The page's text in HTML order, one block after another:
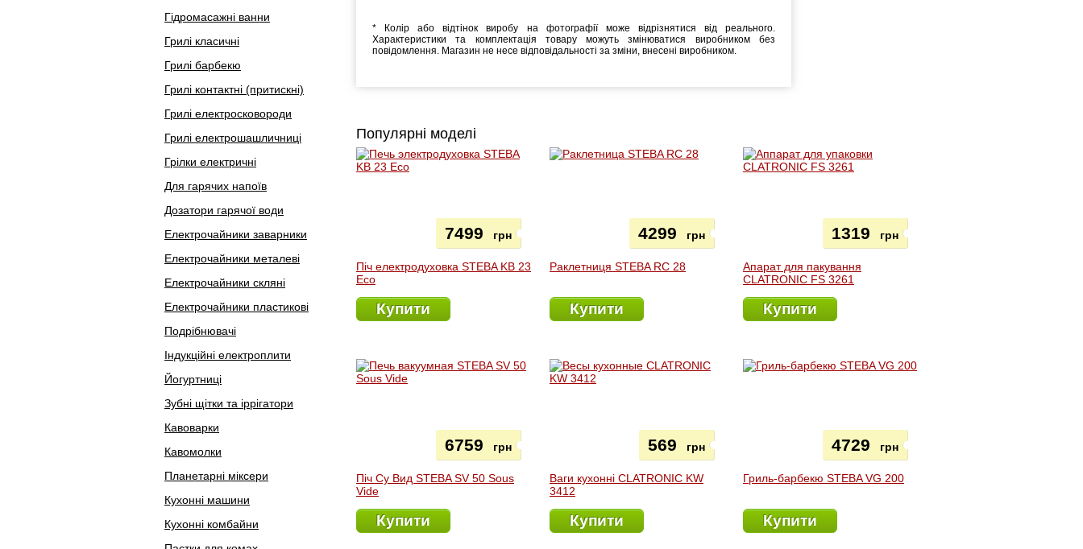
Гідромасажні ванни
Грилі класичні
Грилі барбекю
Грилі контактні (притискні)
Грилі електросковороди
Грилі електрошашличниці
Грілки електричні
Для гарячих напоїв
Дозатори гарячої води
Електрочайники заварники
Електрочайники металеві
Електрочайники скляні
Електрочайники пластикові
Подрібнювачі
Індукційні електроплити
Йогуртниці
Зубні щітки та іррігатори
Кавоварки
Кавомолки
Планетарні міксери
Кухонні машини
Кухонні комбайни
* Колір або відтінок виробу на фотографії може відрізнятися від реального.
Характеристики та комплектація товару можуть змінюватися виробником без
повідомлення. Магазин не несе відповідальності за зміни, внесені виробником.
Популярні моделі
Піч електродуховка STEBA KB 23
Eco
7499 грн
Купити
Раклетниця STEBA RC 28
4299 грн
Купити
Апарат для пакування
CLATRONIC FS 3261
1319 грн
Купити
Піч Су Вид STEBA SV 50 Sous
Vide
6759 грн
Купити
Ваги кухонні CLATRONIC KW
3412
569 грн
Купити
Гриль-барбекю STEBA VG 200
4729 грн
Купити